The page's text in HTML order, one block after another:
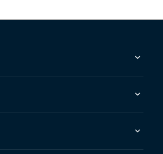
права защищены. Все права
опубликованные на сайте,